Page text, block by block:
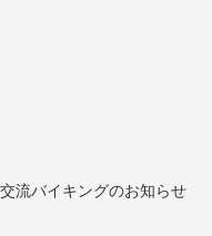
流バイキングのお知らせ